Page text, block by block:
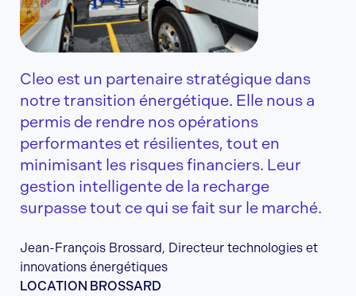
Cleo est un partenaire stratégique dans
notre transition énergétique. Elle nous a
permis de rendre nos opérations
performantes et résilientes, tout en
minimisant les risques financiers. Leur
gestion intelligente de la recharge
surpasse tout ce qui se fait sur le marché.
Jean-François Brossard, Directeur technologies et
innovations énergétiques
LOCATION BROSSARD